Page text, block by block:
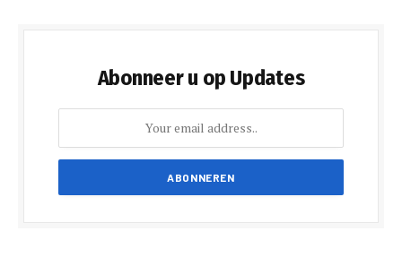
Abonneer u op Updates